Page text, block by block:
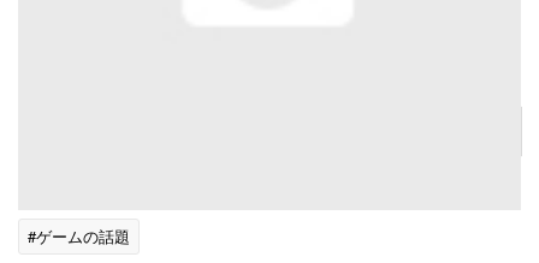
#ゲームの話題